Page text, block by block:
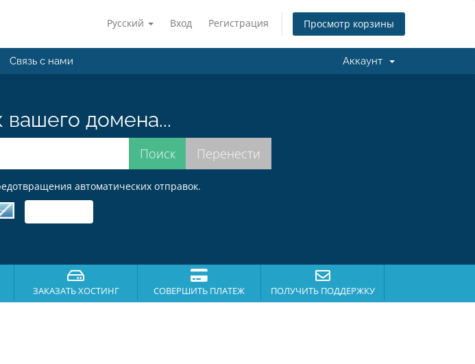
Русский Вход Регистрация Просмотр корзины
Связь с нами Аккаунт
вашего домена...
автоматических отправок.
ЗАКАЗАТЬ ХОСТИНГ СОВЕРШИТЬ ПЛАТЕЖ ПОЛУЧИТЬ ПОДДЕРЖКУ